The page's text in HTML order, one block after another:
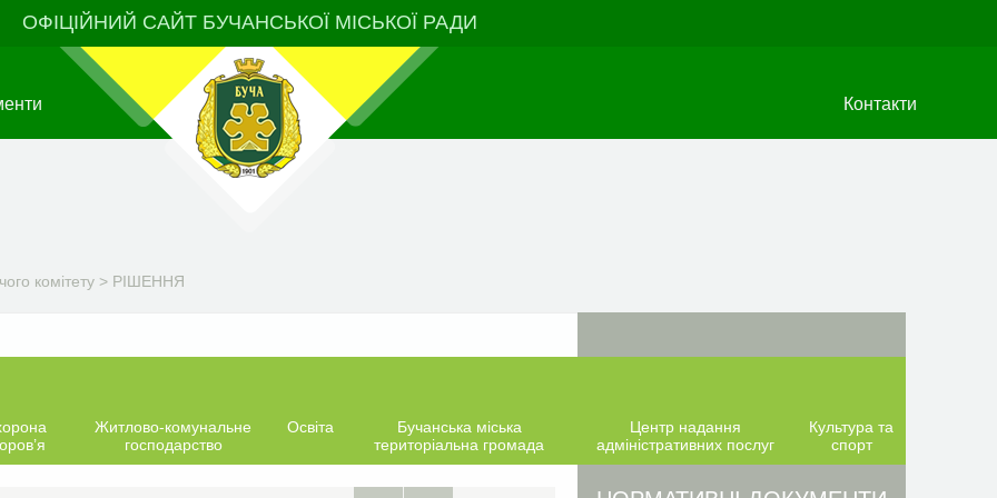
ОФІЦІЙНИЙ САЙТ БУЧАНСЬКОЇ МІСЬКОЇ РАДИ
Контакти
комітету > РІШЕННЯ
Житлово-комунальне
господарство
Освіта
Бучанська міська
територіальна громада
Центр надання
адміністративних послуг
Культура та
спорт